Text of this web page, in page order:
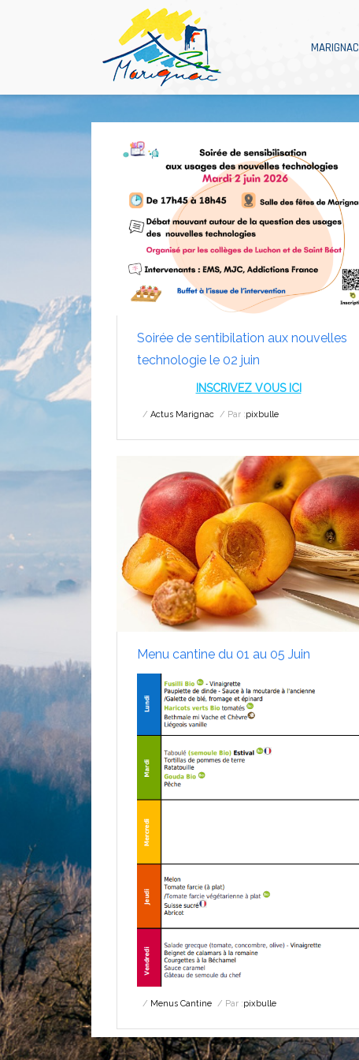
MARIGNAC
Soirée de sentibilation aux nouvelles
technologie le 02 juin
INSCRIVEZ VOUS ICI
Actus Marignac Par :pixbulle
Menu cantine du 01 au 05 Juin
Menus Cantine Par :pixbulle